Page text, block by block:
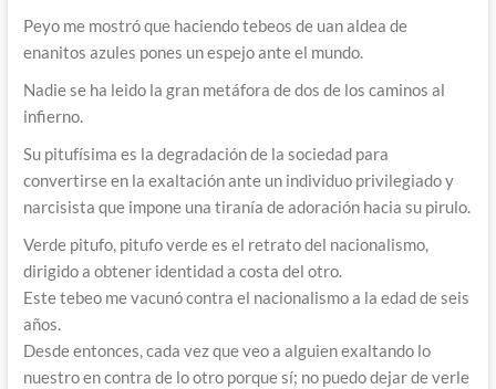
Peyo me mostró que haciendo tebeos de uan aldea de
enanitos azules pones un espejo ante el mundo.
Nadie se ha leido la gran metáfora de dos de los caminos al
infierno.
Su pitufísima es la degradación de la sociedad para
convertirse en la exaltación ante un individuo privilegiado y
narcisista que impone una tiranía de adoración hacia su pirulo.
Verde pitufo, pitufo verde es el retrato del nacionalismo,
dirigido a obtener identidad a costa del otro.
Este tebeo me vacunó contra el nacionalismo a la edad de seis
años.
Desde entonces, cada vez que veo a alguien exaltando lo
nuestro en contra de lo otro porque sí; no puedo dejar de verle